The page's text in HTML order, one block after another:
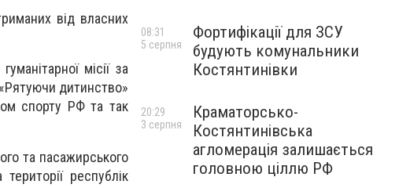
від власних
місії за
дитинство»
спорту РФ та так
та пасажирського
республік
Фортифікації для ЗСУ
будують комунальники
Костянтинівки
08:31
5 серпня
Краматорсько-
Костянтинівська
агломерація залишається
головною ціллю РФ
20:29
3 серпня